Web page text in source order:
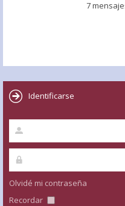
7
Identificarse
Olvidé mi contraseña
Recordar